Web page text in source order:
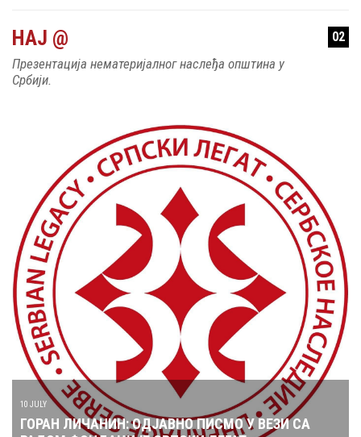
НАЈ @ 02
Презентација нематеријалног наслеђа општина у
Србији.
10 JULY
ГОРАН ЛИЧАНИН: ОДЈАВНО ПИСМО У ВЕЗИ СА